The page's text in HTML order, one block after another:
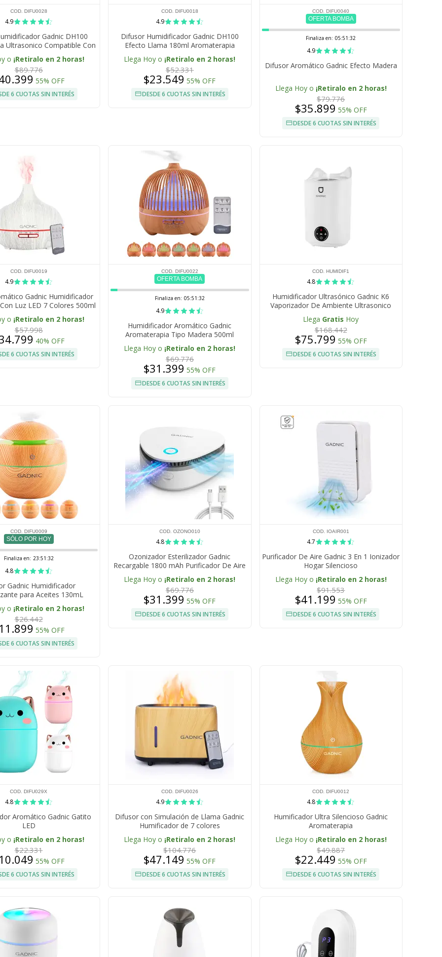
COD. DIFU0028
4.9
Gadnic DH100
Ultrasonico Compatible Con
Luz LED Apagado
Automático
o ¡Retiralo en 2 horas!
$89.776
55% OFF
6 CUOTAS SIN INTERÉS
COD. DIFU0018
4.9
Difusor Humidificador Gadnic DH100
Efecto Llama 180ml Aromaterapia
Ultrasónica
Llega Hoy o ¡Retiralo en 2 horas!
$52.331
$23.549 55% OFF
DESDE 6 CUOTAS SIN INTERÉS
COD. DIFU0040
OFERTA BOMBA
Finaliza en: 05:51:31
4.9
Difusor Aromático Gadnic Efecto Madera
Llega Hoy o ¡Retiralo en 2 horas!
$79.776
$35.899 55% OFF
DESDE 6 CUOTAS SIN INTERÉS
COD. DIFU0019
4.9
Gadnic Humidificador
Luz LED 7 Colores 500ml
o ¡Retiralo en 2 horas!
$57.998
40% OFF
6 CUOTAS SIN INTERÉS
COD. DIFU0022
OFERTA BOMBA
Finaliza en: 05:51:31
4.9
Humidificador Aromático Gadnic
Aromaterapia Tipo Madera 500ml
Llega Hoy o ¡Retiralo en 2 horas!
$69.776
$31.399 55% OFF
DESDE 6 CUOTAS SIN INTERÉS
COD. HUMIDIF1
4.8
Humidificador Ultrasónico Gadnic K6
Vaporizador De Ambiente Ultrasonico
Llega Gratis Hoy
$168.442
$75.799 55% OFF
DESDE 6 CUOTAS SIN INTERÉS
COD. DIFU0009
SÓLO POR HOY
Finaliza en: 23:51:31
4.8
Gadnic Humidificador
para Aceites 130mL
Bamboo
o ¡Retiralo en 2 horas!
$26.442
55% OFF
6 CUOTAS SIN INTERÉS
COD. OZONO010
4.8
Ozonizador Esterilizador Gadnic
Recargable 1800 mAh Purificador De Aire
Portatil Generador De Ozono USB Para
Hogar Auto Y Heladera
Llega Hoy o ¡Retiralo en 2 horas!
$69.776
$31.399 55% OFF
DESDE 6 CUOTAS SIN INTERÉS
COD. IOAIR001
4.7
Purificador De Aire Gadnic 3 En 1 Ionizador
Hogar Silencioso
Llega Hoy o ¡Retiralo en 2 horas!
$91.553
$41.199 55% OFF
DESDE 6 CUOTAS SIN INTERÉS
COD. DIFU029X
4.8
Aromático Gadnic Gatito
LED
o ¡Retiralo en 2 horas!
$22.331
55% OFF
6 CUOTAS SIN INTERÉS
COD. DIFU0026
4.9
Difusor con Simulación de Llama Gadnic
Humificador de 7 colores
Llega Hoy o ¡Retiralo en 2 horas!
$104.776
$47.149 55% OFF
DESDE 6 CUOTAS SIN INTERÉS
COD. DIFU0012
4.8
Humificador Ultra Silencioso Gadnic
Aromaterapia
Llega Hoy o ¡Retiralo en 2 horas!
$49.887
$22.449 55% OFF
DESDE 6 CUOTAS SIN INTERÉS